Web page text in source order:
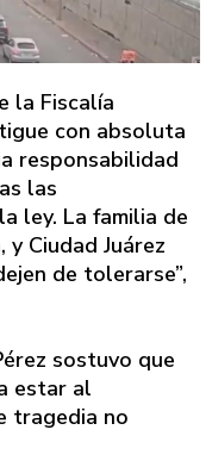
la Fiscalía
con absoluta
responsabilidad
las
ley. La familia de
Ciudad Juárez
de tolerarse”,
sostuvo que
estar al
tragedia no